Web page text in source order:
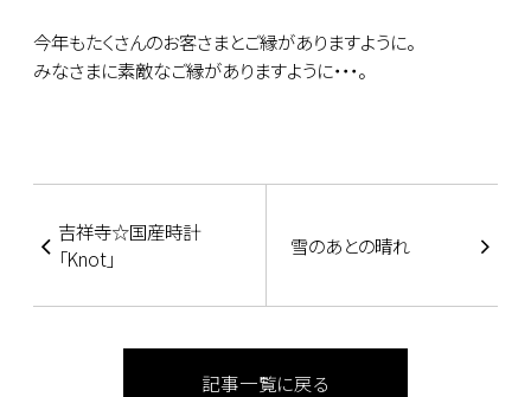
今年もたくさんのお客さまとご縁がありますように。
みなさまに素敵なご縁がありますように・・・。
吉祥寺☆国産時計
「Knot」
雪のあとの晴れ
記事一覧に戻る